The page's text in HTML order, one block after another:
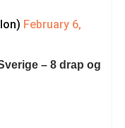
February 6,
– 8 drap og